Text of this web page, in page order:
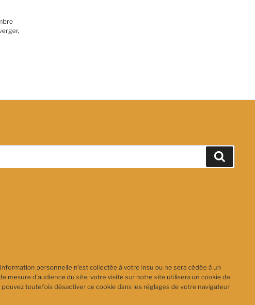
personnelle n’est collectée à votre insu ou ne sera cédée à un
mesure d’audience du site, votre visite sur notre site utilisera un cookie de
toutefois désactiver ce cookie dans les réglages de votre navigateur